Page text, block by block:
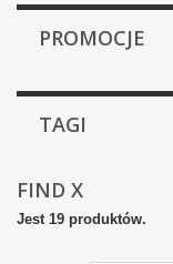
PROMOCJE
TAGI
FIND X
Jest 19 produktów.